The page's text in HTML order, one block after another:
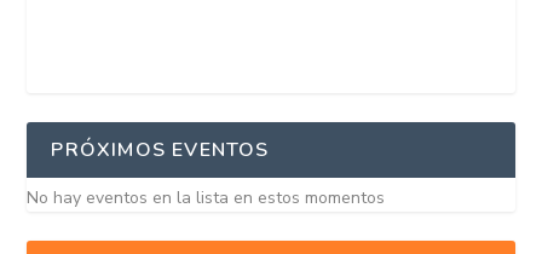
PRÓXIMOS EVENTOS
No hay eventos en la lista en estos momentos